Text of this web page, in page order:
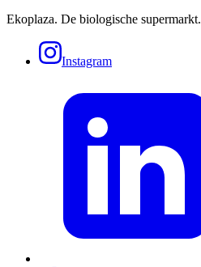
Ekoplaza. De biologische supermarkt.
Instagram